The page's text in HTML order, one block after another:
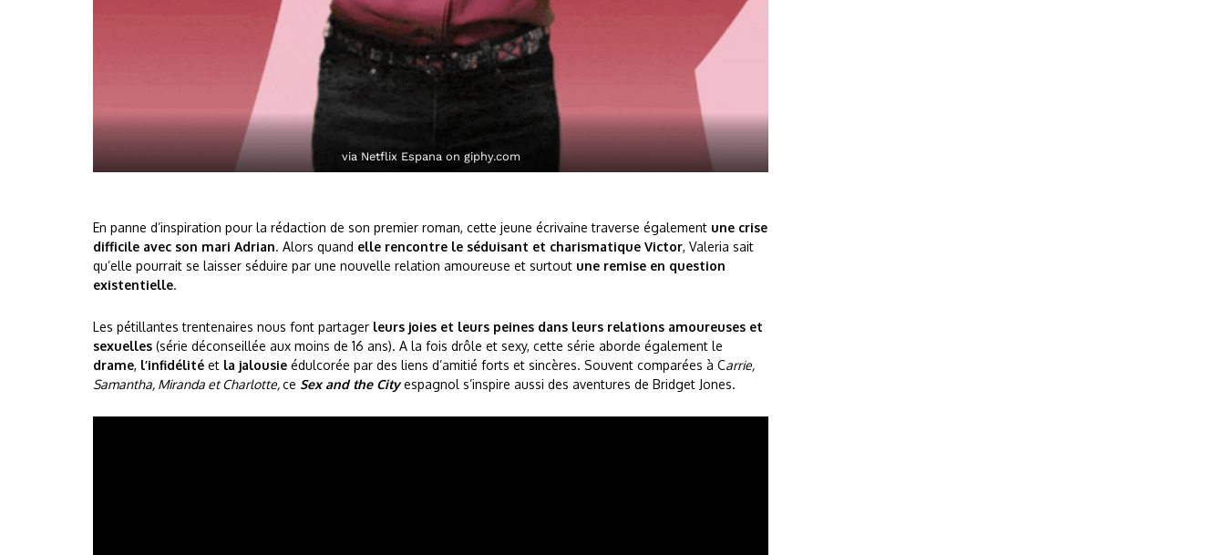
via Netflix Espana on giphy.com
En panne d’inspiration pour la rédaction de son premier roman, cette jeune écrivaine traverse également une crise
difficile avec son mari Adrian. Alors quand elle rencontre le séduisant et charismatique Victor, Valeria sait
qu’elle pourrait se laisser séduire par une nouvelle relation amoureuse et surtout une remise en question
existentielle.
Les pétillantes trentenaires nous font partager leurs joies et leurs peines dans leurs relations amoureuses et
sexuelles (série déconseillée aux moins de 16 ans). A la fois drôle et sexy, cette série aborde également le
drame, l’infidélité et la jalousie édulcorée par des liens d’amitié forts et sincères. Souvent comparées à Carrie,
Samantha, Miranda et Charlotte,ce Sex and the Cityespagnol s’inspire aussi des aventures de Bridget Jones.